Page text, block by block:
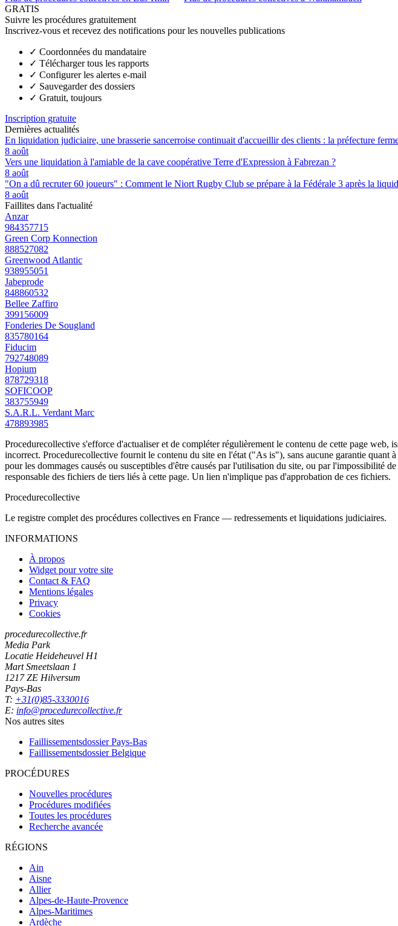
GRATIS
Suivre les procédures gratuitement
Inscrivez-vous et recevez des notifications pour les nouvelles publications
✓ Coordonnées du mandataire
✓ Télécharger tous les rapports
✓ Configurer les alertes e-mail
✓ Sauvegarder des dossiers
✓ Gratuit, toujours
Inscription gratuite
Dernières actualités
En liquidation judiciaire, une brasserie sancerroise continuait d'accueillir des clients : la préfecture
8 août
Vers une liquidation à l'amiable de la cave coopérative Terre d'Expression à Fabrezan ?
8 août
"On a dû recruter 60 joueurs" : Comment le Niort Rugby Club se prépare à la Fédérale 3 après la
8 août
Faillites dans l'actualité
Anzar
984357715
Green Corp Konnection
888527082
Greenwood Atlantic
938955051
Jabeprode
848860532
Bellee Zaffiro
399156009
Fonderies De Sougland
835780164
Fiducim
792748089
Hopium
878729318
SOFICOOP
383755949
S.A.R.L. Verdant Marc
478893985
Procedurecollective s'efforce d'actualiser et de compléter régulièrement le contenu de cette page
incorrect. Procedurecollective fournit le contenu du site en l'état ("As is"), sans aucune garantie
pour les dommages causés ou susceptibles d'être causés par l'utilisation du site, ou par l'impossibilité
responsable des fichiers de tiers liés à cette page. Un lien n'implique pas d'approbation de ces fichiers.
Procedurecollective
Le registre complet des procédures collectives en France — redressements et liquidations judiciaires.
INFORMATIONS
À propos
Widget pour votre site
Contact & FAQ
Mentions légales
Privacy
Cookies
procedurecollective.fr
Media Park
Locatie Heideheuvel H1
Mart Smeetslaan 1
1217 ZE Hilversum
Pays-Bas
T: +31(0)85-3330016
E: info@procedurecollective.fr
Nos autres sites
Faillissementsdossier Pays-Bas
Faillissementsdossier Belgique
PROCÉDURES
Nouvelles procédures
Procédures modifiées
Toutes les procédures
Recherche avancée
RÉGIONS
Ain
Aisne
Allier
Alpes-de-Haute-Provence
Alpes-Maritimes
Ardèche